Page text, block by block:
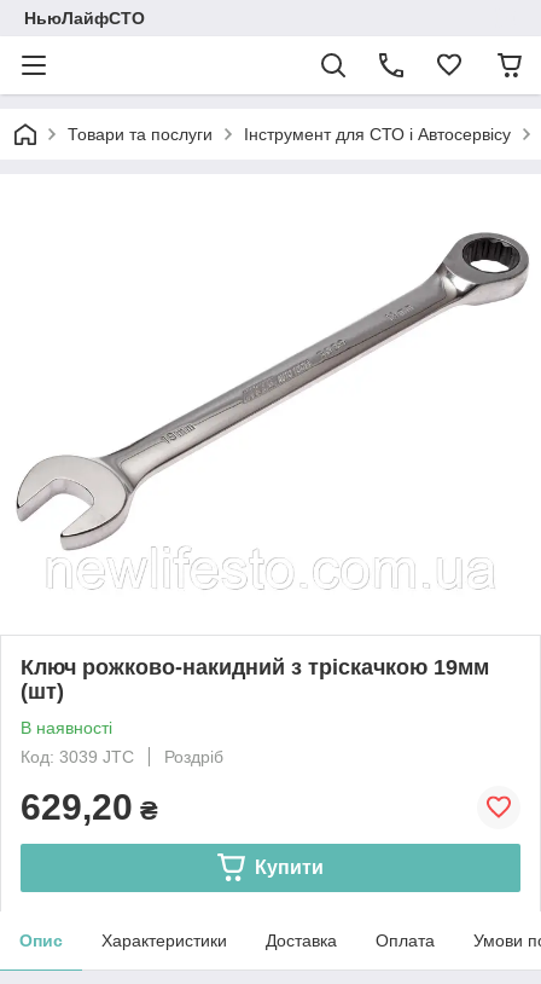
НьюЛайфСТО
Товари та послуги Інструмент для СТО і Автосервісу
Ключ рожково-накидний з тріскачкою 19мм
(шт)
В наявності
Код: 3039 JTC
Роздріб
629,20 ₴
Купити
Опис Характеристики Доставка Оплата Умови